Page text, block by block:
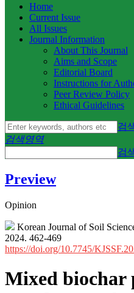
Home
Current Issue
All Issues
Journal Information
About This Journal
Aims and Scope
Editorial Board
Instructions for
Peer Review Policy
Ethical Guidelines
검
검색영역
검
Preview
Opinion
Korean Journal of Soil
2024. 462-469
https://doi.org/10.7745/
Mixed biochar